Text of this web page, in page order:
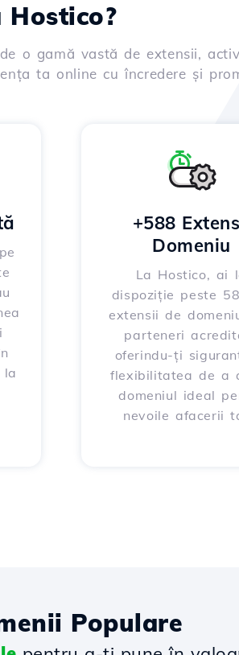
Hostico?
o gamă vastă de extensii,
ta online cu încredere și
la
+588
Domeniu
La Hostico, ai
dispoziție peste
extensii de
parteneri
oferindu-ți
flexibilitatea de a
domeniul ideal
nevoile afacerii
Populare